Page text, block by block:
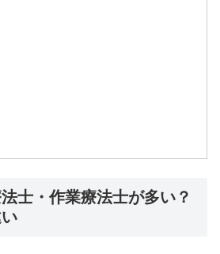
士・作業療法士が多い？